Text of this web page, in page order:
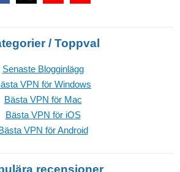
/ Toppval
Senaste Blogginlägg
VPN för Windows
Bästa VPN för Mac
Bästa VPN för iOS
VPN för Android
recensioner